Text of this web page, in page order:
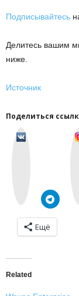
Подписывайтесь
Делитесь вашим
ниже.
Источник
Поделиться
Ещё
Related